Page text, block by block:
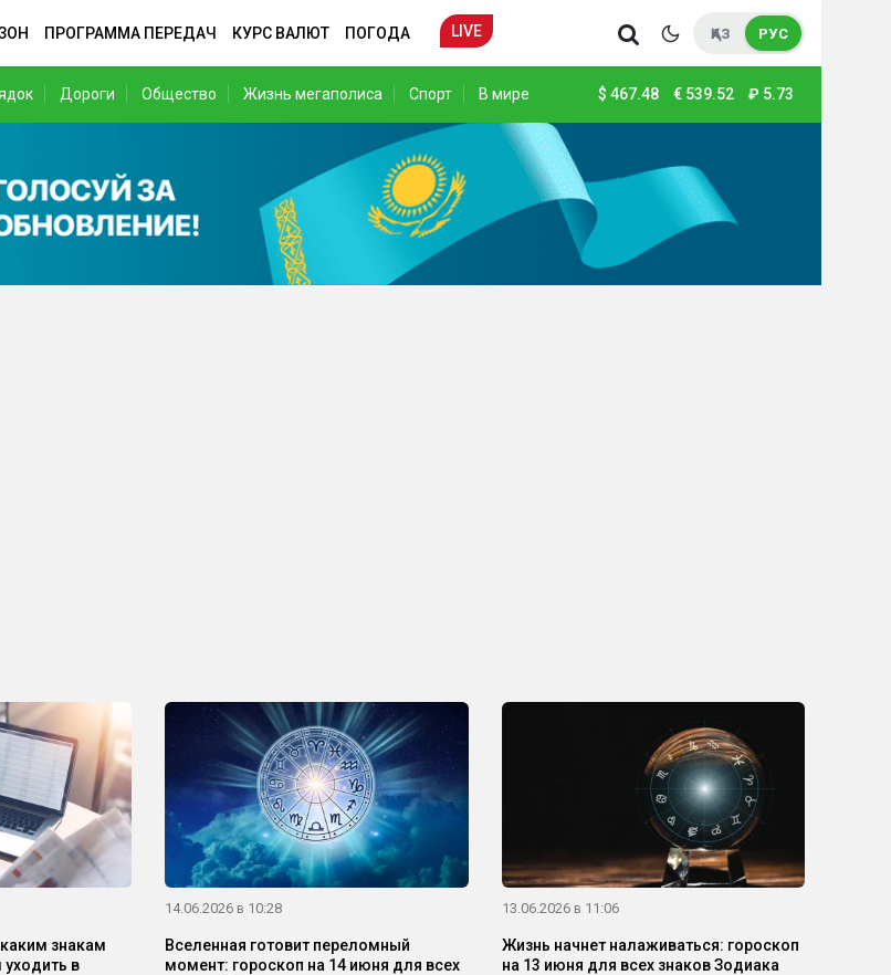
ПРОГРАММА ПЕРЕДАЧ КУРС ВАЛЮТ ПОГОДА LIVE ҚАЗ РУС
Дороги Общество Жизнь мегаполиса Спорт В мире $ 467.48 € 539.52 ₽ 5.73
знакам
в
14.06.2026 в 10:28
Вселенная готовит переломный
момент: гороскоп на 14 июня для всех
13.06.2026 в 11:06
Жизнь начнет налаживаться: гороскоп
на 13 июня для всех знаков Зодиака